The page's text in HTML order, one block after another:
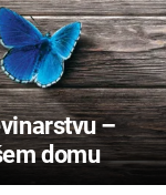
–
domu